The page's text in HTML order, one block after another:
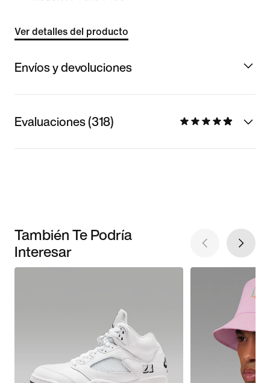
Ver detalles del producto
Envíos y devoluciones
Evaluaciones (318)
También Te Podría
Interesar